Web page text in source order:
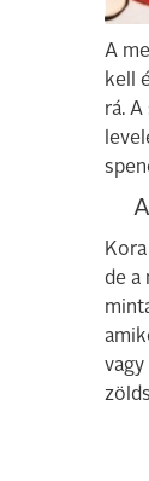
A
kell
rá.
de a